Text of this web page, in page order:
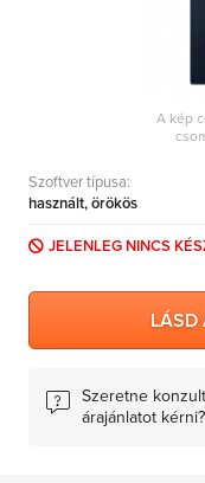
Adobe
3ds Max
A kép
Szoftver típusa:
használt, örökös
JELENLEG NINCS
LÁSD
Szeretne
árajánlatot kérni?